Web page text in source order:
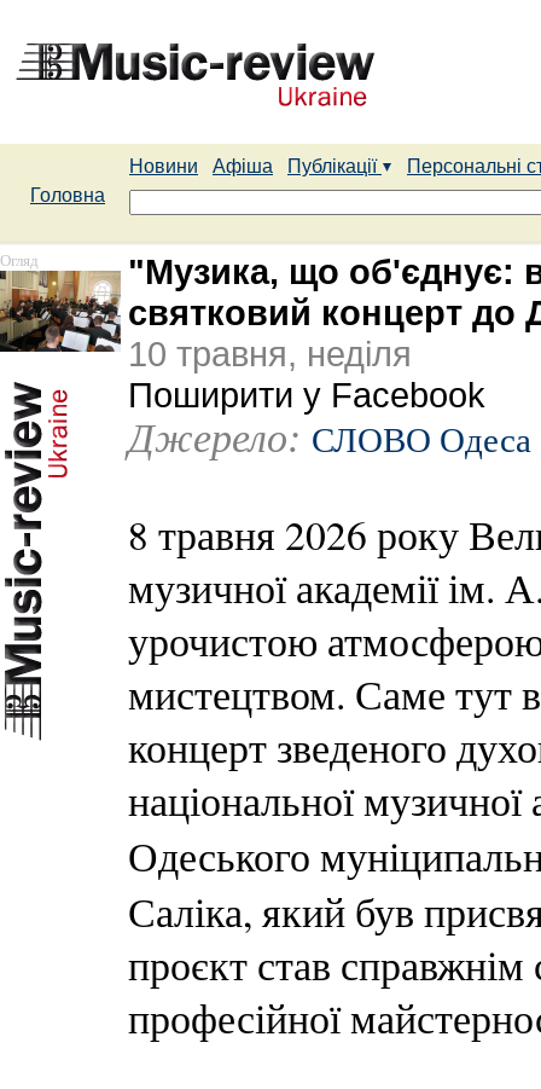
Новини Афіша Публікації
Персональні
Головна
Огляд
"Музика, що об'єднує:
святковий концерт до
10 травня, неділя
Поширити у Facebook
Джерело: СЛОВО Одеса
8 травня 2026 року
музичної академії ім.
урочистою
мистецтвом. Саме тут
концерт зведеного
національної
Одеського
Саліка, який був
проєкт став справжнім
професійної